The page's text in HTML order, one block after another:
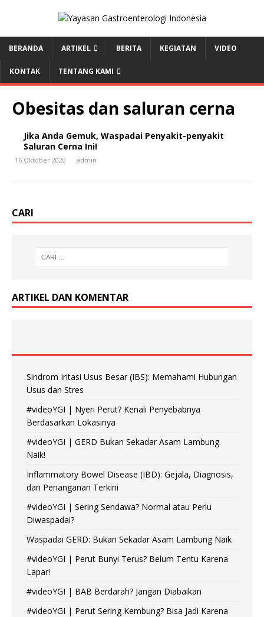
BERANDA ARTIKEL BERITA KEGIATAN VIDEO
KONTAK TENTANG KAMI
Obesitas dan saluran cerna
Jika Anda Gemuk, Waspadai Penyakit-penyakit
Saluran Cerna Ini!
16 Oktober 2020 admin
CARI
ARTIKEL DAN KOMENTAR
Sindrom Iritasi Usus Besar (IBS): Memahami Hubungan
Usus dan Stres
#videoYGI | Nyeri Perut? Kenali Penyebabnya
Berdasarkan Lokasinya
#videoYGI | GERD Bukan Sekadar Asam Lambung
Naik!
Inflammatory Bowel Disease (IBD): Gejala, Diagnosis,
dan Penanganan Terkini
#videoYGI | Sering Sendawa? Normal atau Perlu
Diwaspadai?
Waspadai GERD: Bukan Sekadar Asam Lambung Naik
#videoYGI | Perut Bunyi Terus? Belum Tentu Karena
Lapar!
#videoYGI | BAB Berdarah? Jangan Diabaikan
#videoYGI | Perut Sering Kembung? Bisa Jadi Karena